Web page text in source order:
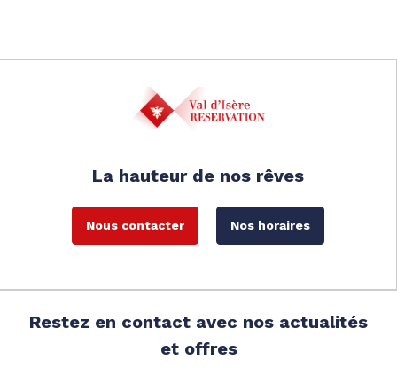
La hauteur de nos rêves
Nous contacter Nos horaires
Restez en contact avec nos actualités
et offres